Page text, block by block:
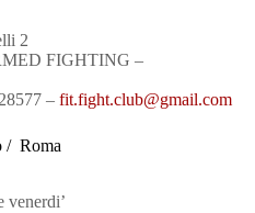
2
FIGHTING –
– fit.fight.club@gmail.com
/ Roma
venerdi’